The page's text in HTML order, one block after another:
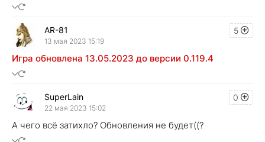
5
AR-81
13 мая 2023 15:19
Игра обновлена 13.05.2023 до версии 0.119.4
0
SuperLain
22 мая 2023 15:02
А чего всё затихло? Обновления не будет((?